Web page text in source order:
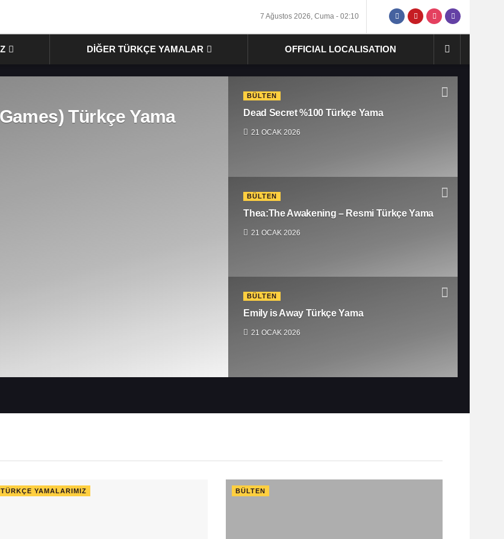
7 Ağustos 2026, Cuma - 02:10
DIĞER TÜRKÇE YAMALAR OFFICIAL LOCALISATION
Türkçe Yama
BÜLTEN
Dead Secret %100 Türkçe Yama
21 OCAK 2026
BÜLTEN
Thea:The Awakening – Resmi Türkçe Yama
21 OCAK 2026
BÜLTEN
Emily is Away Türkçe Yama
21 OCAK 2026
TÜRKÇE YAMALARIMIZ BÜLTEN